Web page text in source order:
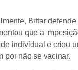
Bittar
que a
individual e criou
por não se vacinar.